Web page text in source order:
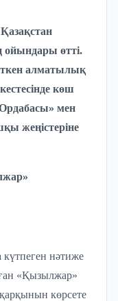
өтті.
алматылық
көш
мен
жеңістеріне
нәтиже
«Қызылжар»
көрсете